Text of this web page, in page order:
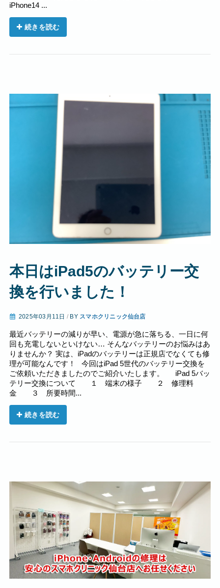
iPhone14 ...
続きを読む
本日はiPad5のバッテリー交
換を行いました！
2025年03月11日 / BY スマホクリニック仙台店
最近バッテリーの減りが早い、電源が急に落ちる、一日に何
回も充電しないといけない… そんなバッテリーのお悩みはあ
りませんか？ 実は、iPadのバッテリーは正規店でなくても修
理が可能なんです！ 今回はiPad 5世代のバッテリー交換を
ご依頼いただきましたのでご紹介いたします。 iPad 5バッ
テリー交換について １ 端末の様子 ２ 修理料
金 ３ 所要時間...
続きを読む